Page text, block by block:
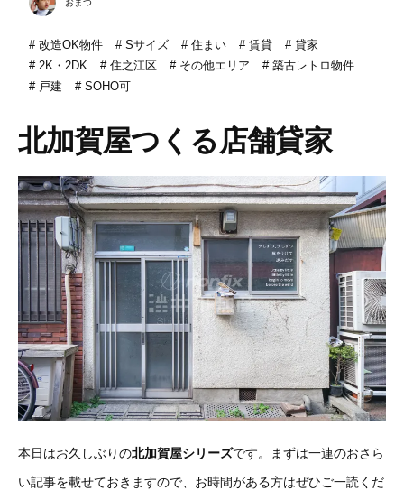
改造OK物件 Sサイズ 住まい 賃貸
貸家
2K・2DK
住之江区 その他エリア
築古レトロ物件
戸建
SOHO可
北加賀屋つくる店舗貸家
本日はお久しぶりの北加賀屋シリーズです。まずは一連のおさら
い記事を載せておきますので、お時間がある方はぜひご一読くだ